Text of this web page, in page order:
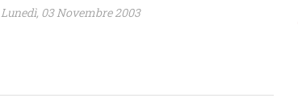
Lunedì, 03 Novembre 2003